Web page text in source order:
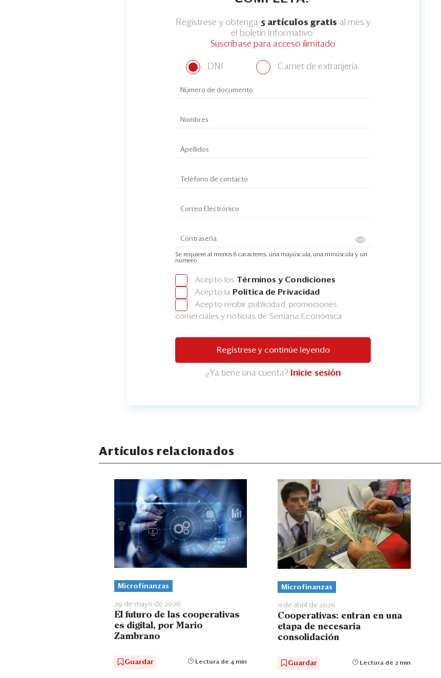
Regístrese y obtenga 5 artículos gratis al mes y
el boletín informativo.
Suscríbase para acceso ilimitado
DNI Carnet de extranjería
Se requiere al menos 8 caracteres, una mayúscula, una minúscula y un
número
Acepto los Términos y Condiciones
Acepto la Política de Privacidad
Acepto recibir publicidad, promociones
comerciales y noticias de Semana Económica
Regístrese y continúe leyendo
¿Ya tiene una cuenta? Inicie sesión
Artículos relacionados
Microfinanzas
29 de mayo de 2026
El futuro de las cooperativas
es digital, por Mario
Zambrano
Guardar Lectura de 4 min
Microfinanzas
11 de abril de 2026
Cooperativas: entran en una
etapa de necesaria
consolidación
Guardar Lectura de 2 min